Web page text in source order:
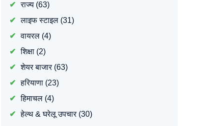
राज्य(63)
लाइफ स्टाइल(31)
वायरल(4)
शिक्षा(2)
शेयर बाजार(63)
हरियाणा(23)
हिमाचल(4)
हेल्थ & घरेलू उपचार(30)